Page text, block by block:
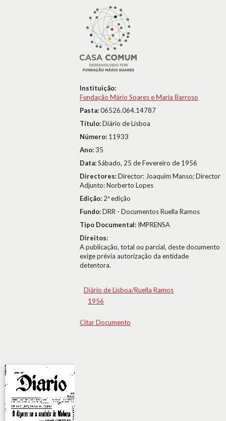
Instituição:
Fundação Mário Soares e Maria Barroso
Pasta:06526.064.14787
Título:Diário de Lisboa
Número: 11933
Ano:35
Data:Sábado, 25 de Fevereiro de 1956
Directores:Director: Joaquim Manso; Director
Adjunto: Norberto Lopes
Edição: 2ª edição
Fundo:DRR - Documentos Ruella Ramos
Tipo Documental: IMPRENSA
Direitos:
A publicação, total ou parcial, deste documento
exige prévia autorização da entidade
detentora.
Diário de Lisboa/Ruella Ramos
1956
Citar Documento